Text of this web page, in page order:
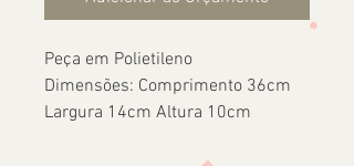
Peça em Polietileno
Dimensões: Comprimento 36cm
Largura 14cm Altura 10cm